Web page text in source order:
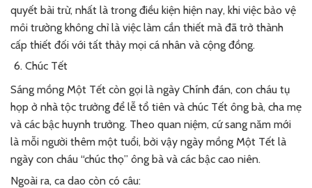
quyết bài trừ, nhất là trong điều kiện hiện nay, khi việc bảo vệ
môi trường không chỉ là việc làm cần thiết mà đã trở thành
cấp thiết đối với tất thảy mọi cá nhân và cộng đồng.
Chúc Tết
Sáng mồng Một Tết còn gọi là ngày Chính đán, con cháu tụ
họp ở nhà tộc trưởng để lễ tổ tiên và chúc Tết ông bà, cha mẹ
và các bậc huynh trưởng. Theo quan niệm, cứ sang năm mới
là mỗi người thêm một tuổi, bởi vậy ngày mồng Một Tết là
ngày con cháu “chúc thọ” ông bà và các bậc cao niên.
Ngoài ra, ca dao còn có câu: